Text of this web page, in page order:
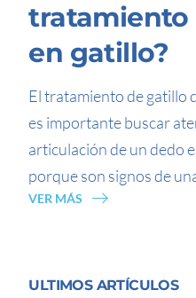
tratamiento
en gatillo?
El tratamiento de gatillo
es importante buscar
articulación de un dedo
porque son signos de
VER MÁS
ULTIMOS ARTÍCULOS